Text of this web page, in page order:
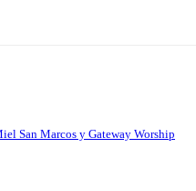
San Marcos y Gateway Worship